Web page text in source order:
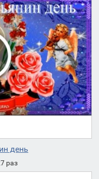
день
раз